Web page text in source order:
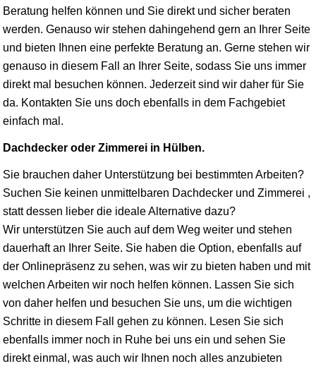
Beratung helfen können und Sie direkt und sicher beraten
werden. Genauso wir stehen dahingehend gern an Ihrer Seite
und bieten Ihnen eine perfekte Beratung an. Gerne stehen wir
genauso in diesem Fall an Ihrer Seite, sodass Sie uns immer
direkt mal besuchen können. Jederzeit sind wir daher für Sie
da. Kontakten Sie uns doch ebenfalls in dem Fachgebiet
einfach mal.
Dachdecker oder Zimmerei in Hülben.
Sie brauchen daher Unterstützung bei bestimmten Arbeiten?
Suchen Sie keinen unmittelbaren Dachdecker und Zimmerei ,
statt dessen lieber die ideale Alternative dazu?
Wir unterstützen Sie auch auf dem Weg weiter und stehen
dauerhaft an Ihrer Seite. Sie haben die Option, ebenfalls auf
der Onlinepräsenz zu sehen, was wir zu bieten haben und mit
welchen Arbeiten wir noch helfen können. Lassen Sie sich
von daher helfen und besuchen Sie uns, um die wichtigen
Schritte in diesem Fall gehen zu können. Lesen Sie sich
ebenfalls immer noch in Ruhe bei uns ein und sehen Sie
direkt einmal, was auch wir Ihnen noch alles anzubieten